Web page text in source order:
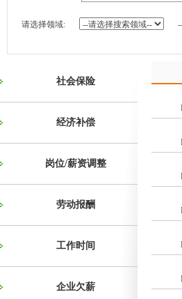
请选择领域:
社会保险
经济补偿
岗位/薪资调整
劳动报酬
工作时间
企业欠薪